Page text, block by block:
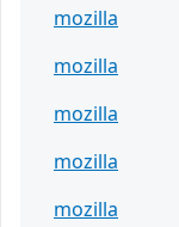
mozilla
mozilla
mozilla
mozilla
mozilla